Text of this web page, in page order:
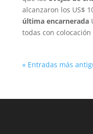
alcanzaron los US$
última encarnerada
todas con
« Entradas más